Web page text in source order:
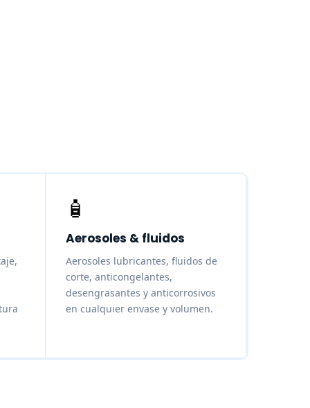
🧴
Aerosoles & fluidos
Aerosoles lubricantes, fluidos de
corte, anticongelantes,
desengrasantes y anticorrosivos
en cualquier envase y volumen.